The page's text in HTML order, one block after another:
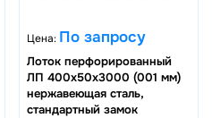
Цена: По запросу
Лоток перфорированный
ЛП 400х50х3000 (001 мм)
нержавеющая сталь,
стандартный замок